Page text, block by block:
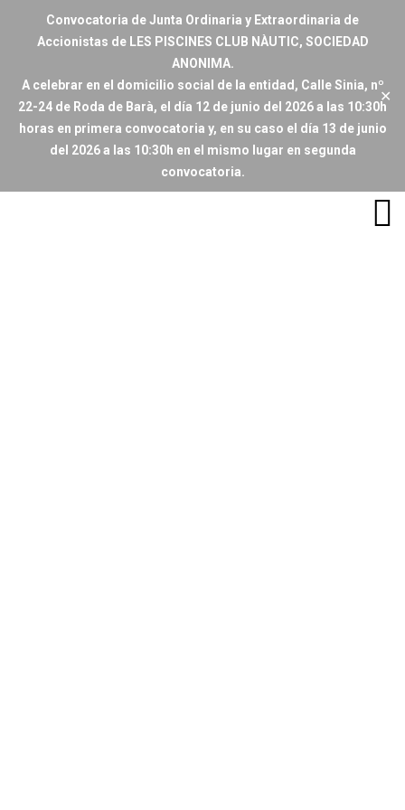
Convocatoria de Junta Ordinaria y Extraordinaria de
Accionistas de LES PISCINES CLUB NÀUTIC, SOCIEDAD
ANONIMA.
A celebrar en el domicilio social de la entidad, Calle Sinia, nº
22-24 de Roda de Barà, el día 12 de junio del 2026 a las 10:30h
horas en primera convocatoria y, en su caso el día 13 de junio
del 2026 a las 10:30h en el mismo lugar en segunda
convocatoria.
✕